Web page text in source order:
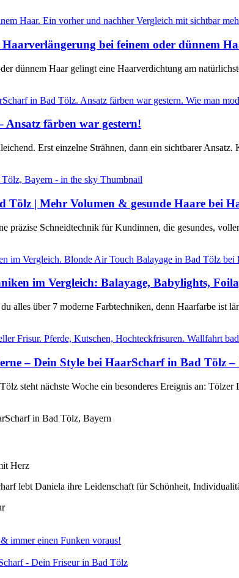
bei feinem oder dünnem
dünnem Haar gelingt eine Haarverdichtung am
Ansatz färben war gestern!
Erst einzelne Strähnen, dann ein sichtbarer Ansatz.
Tölz | Mehr Volumen & gesunde Haare bei
präzise Schneidtechnik für Kundinnen, die gesundes,
im Vergleich: Balayage, Babylights,
alles über 7 moderne Farbtechniken, denn Haarfarbe ist
– Dein Style bei HaarScharf in Bad Tölz
steht nächste Woche ein besonderes Ereignis an:
Herz
lebt Daniela ihre Leidenschaft für Schönheit,
immer einen Funken voraus!